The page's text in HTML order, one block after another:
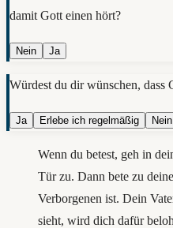
damit Gott einen hört?
Nein Ja
Würdest du dir wünschen, dass
Ja Erlebe ich regelmäßig Nein
Wenn du betest, geh in
Tür zu. Dann bete zu
Verborgenen ist. Dein
sieht, wird dich dafür